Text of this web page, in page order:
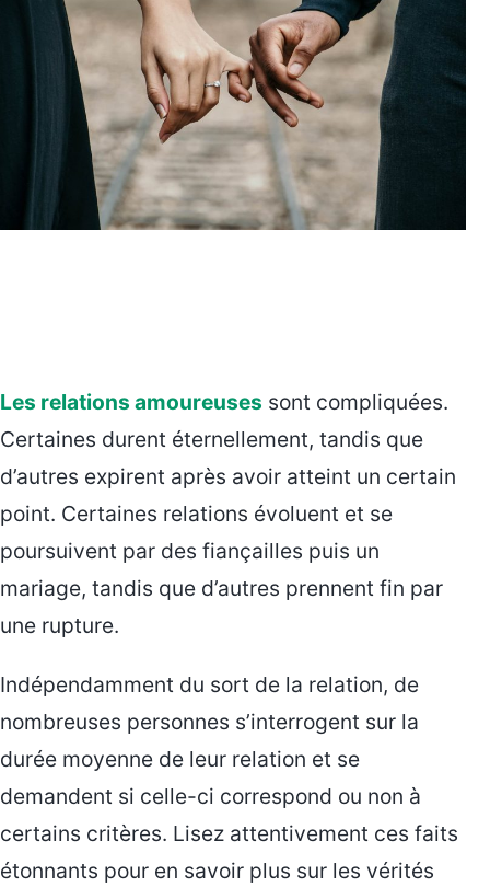
Les relations amoureuses sont compliquées.
Certaines durent éternellement, tandis que
d’autres expirent après avoir atteint un certain
point. Certaines relations évoluent et se
poursuivent par des fiançailles puis un
mariage, tandis que d’autres prennent fin par
une rupture.
Indépendamment du sort de la relation, de
nombreuses personnes s’interrogent sur la
durée moyenne de leur relation et se
demandent si celle-ci correspond ou non à
certains critères. Lisez attentivement ces faits
étonnants pour en savoir plus sur les vérités